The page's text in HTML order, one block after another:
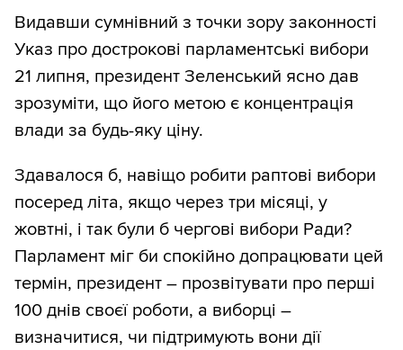
Видавши сумнівний з точки зору законності
Указ про дострокові парламентські вибори
21 липня, президент Зеленський ясно дав
зрозуміти, що його метою є концентрація
влади за будь-яку ціну.
Здавалося б, навіщо робити раптові вибори
посеред літа, якщо через три місяці, у
жовтні, і так були б чергові вибори Ради?
Парламент міг би спокійно допрацювати цей
термін, президент – прозвітувати про перші
100 днів своєї роботи, а виборці –
визначитися, чи підтримують вони дії